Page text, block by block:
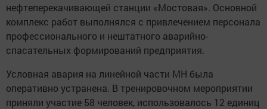
нефтеперекачивающей станции «Мостовая». Основной
комплекс работ выполнялся с привлечением персонала
профессионального и нештатного аварийно-
спасательных формирований предприятия.
Условная авария на линейной части МН была
оперативно устранена. В тренировочном мероприятии
приняли участие 58 человек, использовалось 12 единиц